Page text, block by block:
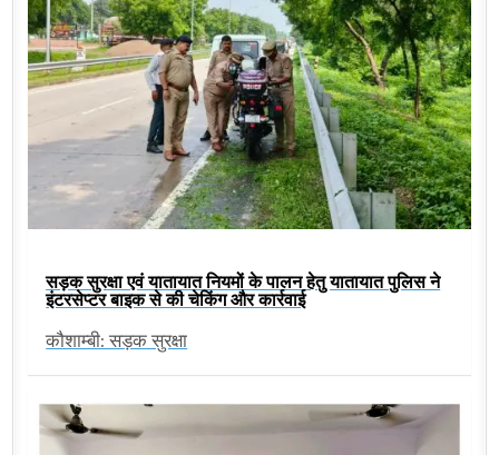
सड़क सुरक्षा एवं यातायात नियमों के पालन हेतु यातायात पुलिस ने
इंटरसेप्टर बाइक से की चेकिंग और कार्रवाई
कौशाम्बी: सड़क सुरक्षा